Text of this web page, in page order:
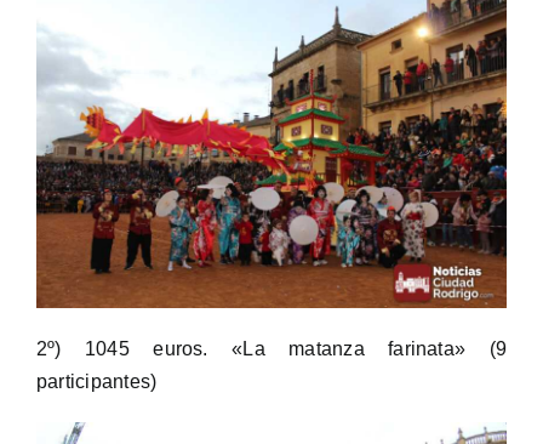
2º) 1045 euros. «La matanza farinata» (9
participantes)